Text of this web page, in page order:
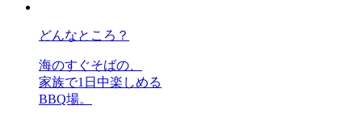
どんなところ？
海のすぐそばの、
家族で1日中楽しめる
BBQ場。